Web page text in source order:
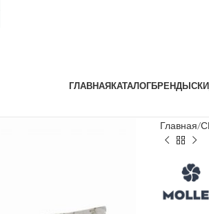
ГЛАВНАЯКАТАЛОГБРЕНДЫ
Главная